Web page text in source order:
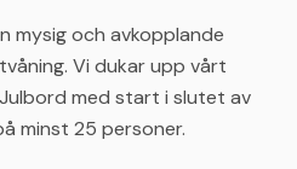
mysig och avkopplande
Vi dukar upp vårt
med start i slutet av
minst 25 personer.